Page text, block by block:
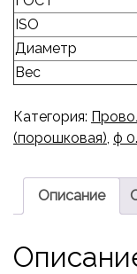
ISO
Диаметр
Вес
Категория:
(порошковая), ф
Описание